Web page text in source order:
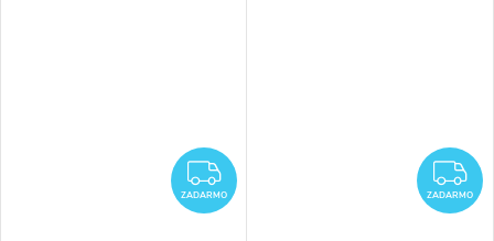
ZADARMO
ZADARMO ZADARMO